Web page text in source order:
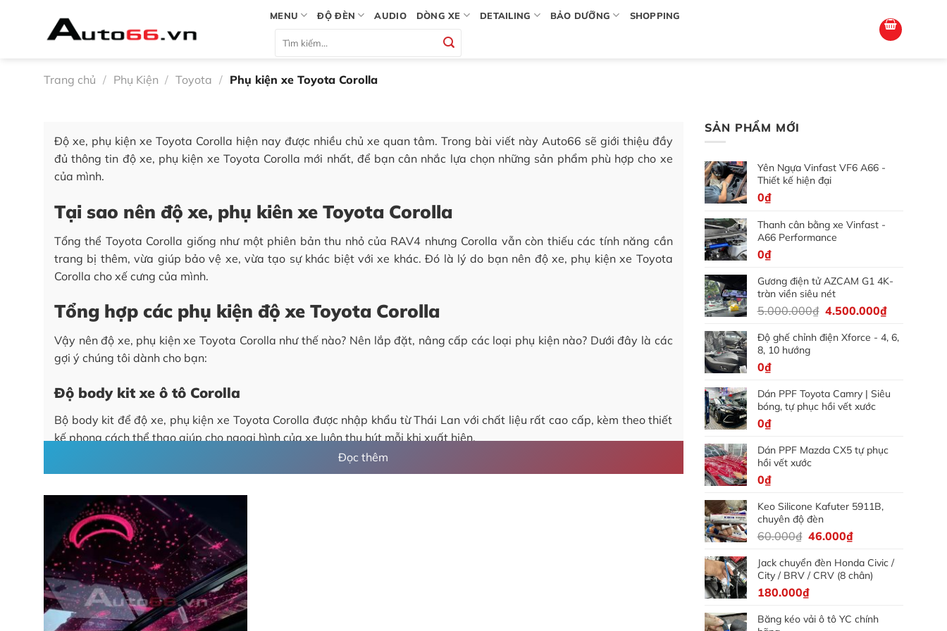
MENU ĐỘ ĐÈN AUDIO DÒNG XE DETAILING BẢO DƯỠNG SHOPPING
kiếm:
Trang chủ / Phụ Kiện / Toyota / Phụ kiện xe Toyota Corolla
Độ xe, phụ kiện xe Toyota Corolla hiện nay được nhiều chủ xe quan tâm. Trong bài viết này Auto66 sẽ giới thiệu đầy
đủ thông tin độ xe, phụ kiện xe Toyota Corolla mới nhất, để bạn cân nhắc lựa chọn những sản phẩm phù hợp cho xe
của mình.
Tại sao nên độ xe, phụ kiên xe Toyota Corolla
Tổng thể Toyota Corolla giống như một phiên bản thu nhỏ của RAV4 nhưng Corolla vẫn còn thiếu các tính năng cần
trang bị thêm, vừa giúp bảo vệ xe, vừa tạo sự khác biệt với xe khác. Đó là lý do bạn nên độ xe, phụ kiện xe Toyota
Corolla cho xế cưng của mình.
Tổng hợp các phụ kiện độ xe Toyota Corolla
Vậy nên độ xe, phụ kiện xe Toyota Corolla như thế nào? Nên lắp đặt, nâng cấp các loại phụ kiện nào? Dưới đây là các
gợi ý chúng tôi dành cho bạn:
Độ body kit xe ô tô Corolla
Bộ body kit để độ xe, phụ kiện xe Toyota Corolla được nhập khẩu từ Thái Lan với chất liệu rất cao cấp, kèm theo thiết
kế phong cách thể thao giúp cho ngoại hình của xe luôn thu hút mỗi khi xuất hiện.
Đọc thêm
SẢN PHẨM MỚI
Yên Ngựa Vinfast VF6 A66 -
Thiết kế hiện đại
0₫
Thanh cân bằng xe Vinfast -
A66 Performance
0₫
Gương điện tử AZCAM G1 4K-
tràn viền siêu nét
5.000.000₫ Giá
là:
4.500.000₫Giá
tại
Độ ghế chỉnh điện Xforce - 4, 6,
8, 10 hướng
0₫
Dán PPF Toyota Camry | Siêu
bóng, tự phục hồi vết xước
0₫
Dán PPF Mazda CX5 tự phục
hồi vết xước
0₫
Keo Silicone Kafuter 5911B,
chuyên độ đèn
60.000₫ Giá
là:
60.000₫.
46.000₫Giá
tại
là:
Jack chuyển đèn Honda Civic /
City / BRV / CRV (8 chân)
180.000₫
Băng kéo vải ô tô YC chính